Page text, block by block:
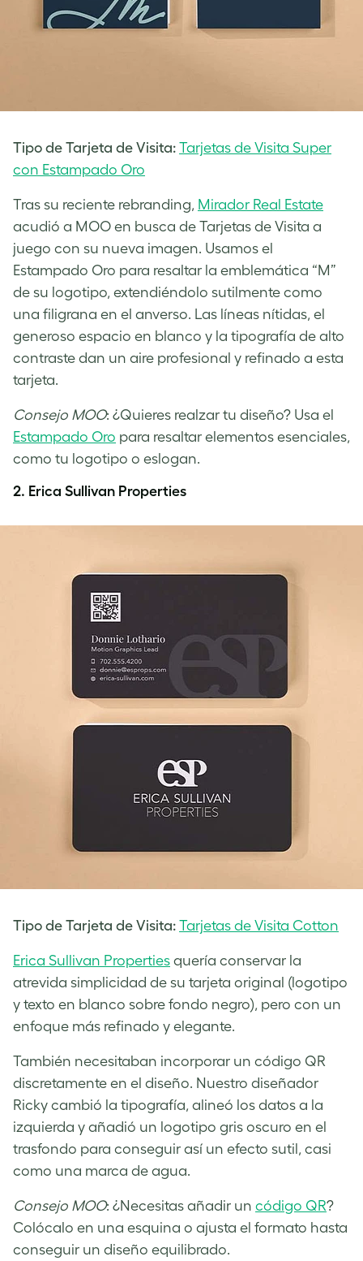
Tipo de Tarjeta de Visita: Tarjetas de Visita Super
con Estampado Oro
Tras su reciente rebranding, Mirador Real Estate
acudió a MOO en busca de Tarjetas de Visita a
juego con su nueva imagen. Usamos el
Estampado Oro para resaltar la emblemática “M”
de su logotipo, extendiéndolo sutilmente como
una filigrana en el anverso. Las líneas nítidas, el
generoso espacio en blanco y la tipografía de alto
contraste dan un aire profesional y refinado a esta
tarjeta.
Consejo MOO: ¿Quieres realzar tu diseño? Usa el
Estampado Oro para resaltar elementos esenciales,
como tu logotipo o eslogan.
2. Erica Sullivan Properties
Tipo de Tarjeta de Visita: Tarjetas de Visita Cotton
Erica Sullivan Properties quería conservar la
atrevida simplicidad de su tarjeta original (logotipo
y texto en blanco sobre fondo negro), pero con un
enfoque más refinado y elegante.
También necesitaban incorporar un código QR
discretamente en el diseño. Nuestro diseñador
Ricky cambió la tipografía, alineó los datos a la
izquierda y añadió un logotipo gris oscuro en el
trasfondo para conseguir así un efecto sutil, casi
como una marca de agua.
Consejo MOO: ¿Necesitas añadir un código QR?
Colócalo en una esquina o ajusta el formato hasta
conseguir un diseño equilibrado.